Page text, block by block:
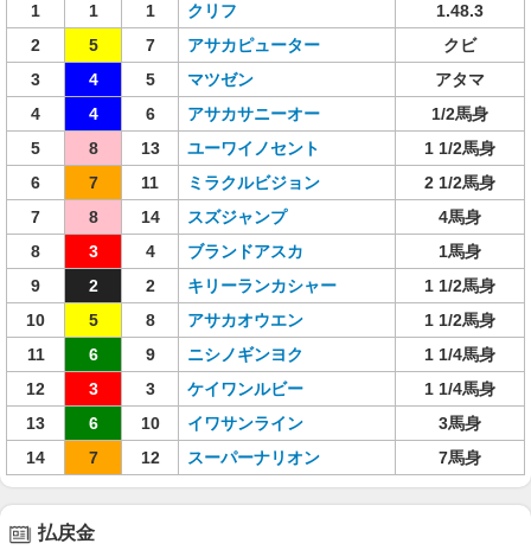
1 1 1 クリフ
1.48.3
2
5 7 アサカピューター
クビ
3
4 5 マツゼン
アタマ
4
4 6 アサカサニーオー
1/2馬身
5
8 13 ユーワイノセント
1 1/2馬身
6
7 11 ミラクルビジョン
2 1/2馬身
7
8 14 スズジャンプ
4馬身
8
3 4 ブランドアスカ
1馬身
9
2 2 キリーランカシャー
1 1/2馬身
10
5 8 アサカオウエン
1 1/2馬身
11
6 9 ニシノギンヨク
1 1/4馬身
12
3 3 ケイワンルビー
1 1/4馬身
13
6 10 イワサンライン
3馬身
14
7 12 スーパーナリオン 7馬身
払戻金